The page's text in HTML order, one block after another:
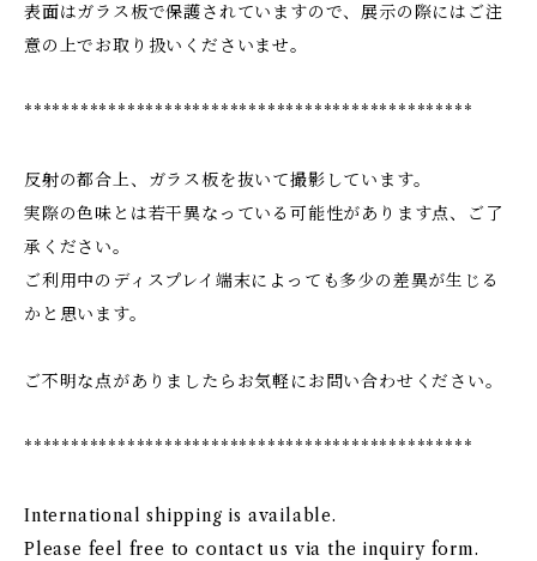
表面はガラス板で保護されていますので、展示の際にはご注
意の上でお取り扱いくださいませ。
************************************************
反射の都合上、ガラス板を抜いて撮影しています。
実際の色味とは若干異なっている可能性があります点、ご了
承ください。
ご利用中のディスプレイ端末によっても多少の差異が生じる
かと思います。
ご不明な点がありましたらお気軽にお問い合わせください。
************************************************
International shipping is available.
Please feel free to contact us via the inquiry form.